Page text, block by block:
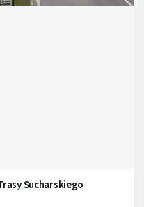
Sucharskiego